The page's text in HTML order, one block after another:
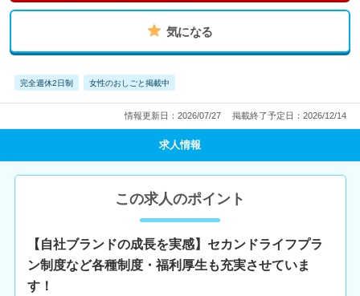
気になる
完全週休2日制 女性のおしごと掲載中
情報更新日：2026/07/27 掲載終了予定日：2026/12/14
求人情報
この求人のポイント
【自社ブランドの成長を実感】セカンドライフプラ
ン制度など各種制度・福利厚生も充実させていま
す！